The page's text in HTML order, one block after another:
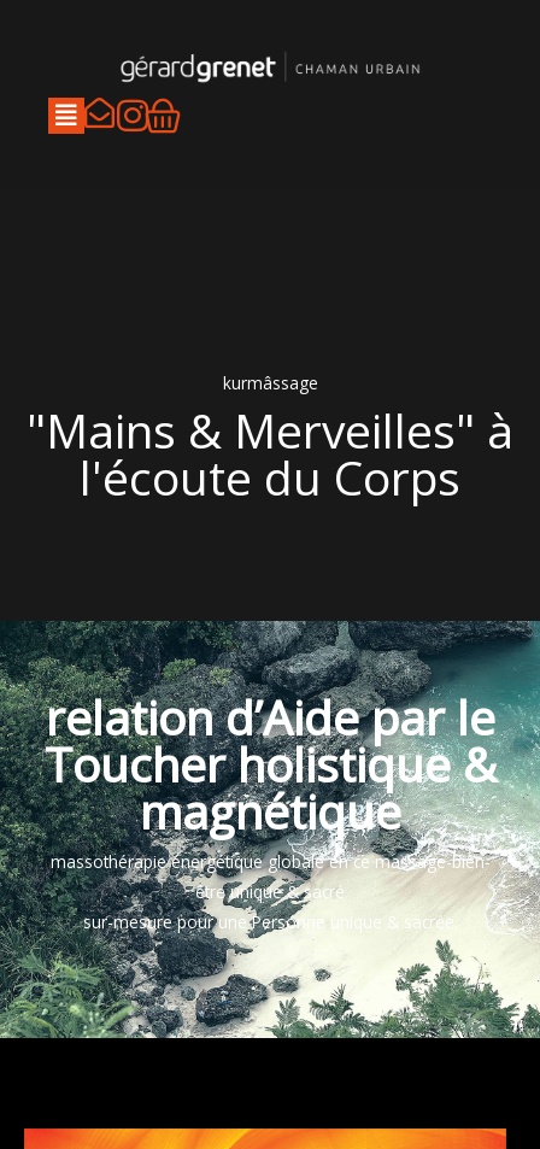
I
n
Panier
kurmâssage
"Mains & Merveilles" à
l'écoute du Corps
relation d’Aide par le
Toucher holistique &
magnétique
massothérapie énergétique globale en ce massage-bien-
être unique & sacré
sur-mesure pour une Personne unique & sacrée.